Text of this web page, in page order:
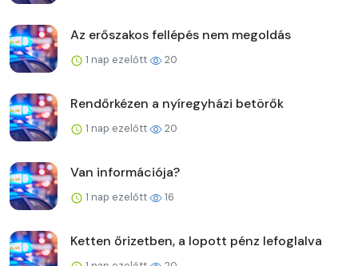
Az erőszakos fellépés nem megoldás
1 nap ezelőtt 20
Rendőrkézen a nyíregyházi betörők
1 nap ezelőtt 20
Van információja?
1 nap ezelőtt 16
Ketten őrizetben, a lopott pénz lefoglalva